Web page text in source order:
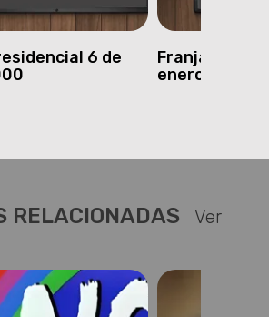
6 de
Franja
enero 2000
RELACIONADAS
Ver